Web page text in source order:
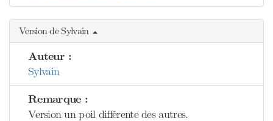
Version de Sylvain
Auteur :
Sylvain
Remarque :
Version un poil différente des autres.